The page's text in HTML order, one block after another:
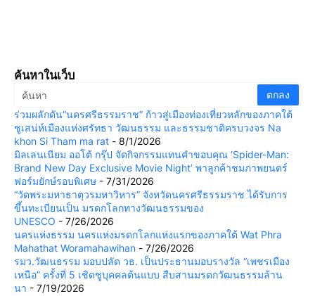
ค้นหาในเว็บ
ร่วมผลักดัน“นครศรีธรรมราช” ก้าวสู่เมืองท่องเที่ยวหลักของภาคใต้
ชูเสน่ห์เมืองแห่งศรัทธา วัฒนธรรม และธรรมชาติครบวงจร Na
khon Si Tham ma rat - 8/1/2026
มิลเลนเนียม ออโต้ กรุ๊ป จัดกิจกรรมแทนคำขอบคุณ ‘Spider-Man:
Brand New Day Exclusive Movie Night’ พาลูกค้าชมภาพยนตร์
ฟอร์มยักษ์รอบพิเศษ - 7/31/2026
“วัดพระมหาธาตุวรมหาวิหาร” จังหวัดนครศรีธรรมราช ได้รับการ
ขึ้นทะเบียนเป็น มรดกโลกทางวัฒนธรรมของ
UNESCO - 7/26/2026
นครแห่งธรรม นครแห่งมรดกโลกแห่งแรกของภาคใต้ Wat Phra
Mahathat Woramahawihan - 7/26/2026
รมว.วัฒนธรรม มอบปลัด วธ. เป็นประธานมอบรางวัล “เพชรเมือง
เหนือ” ครั้งที่ 5 เชิดชูบุคคลต้นแบบ สืบสานมรดกวัฒนธรรมล้าน
นา - 7/19/2026